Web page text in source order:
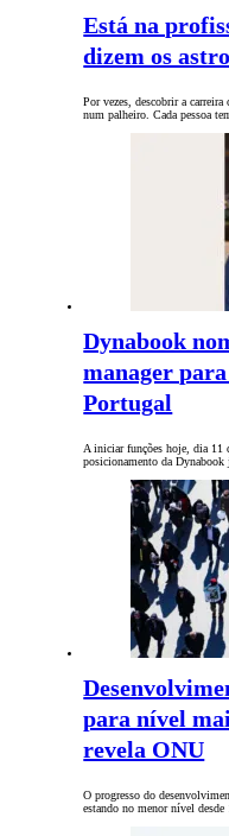
Está na
dizem os
Por vezes, descobrir a
num palheiro. Cada pessoa
Dynabook
manager
Portugal
A iniciar funções hoje, dia 11
posicionamento da
para nível
revela ONU
O progresso do
estando no menor nível